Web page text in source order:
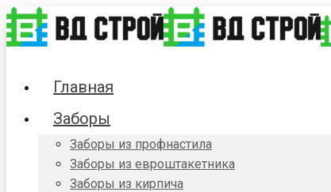
Главная
Заборы
Заборы из профнастила
Заборы из евроштакетника
Заборы из кирпича